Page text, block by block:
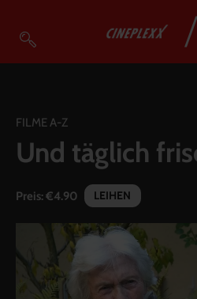
So geht’s
Filmpakete
Account
Warenkorb
Suche
FILME A-Z
Und täglich
Preis:€4.90 LEIHEN